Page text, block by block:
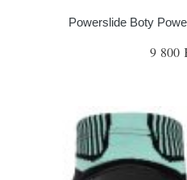
Powerslide Boty
9 800